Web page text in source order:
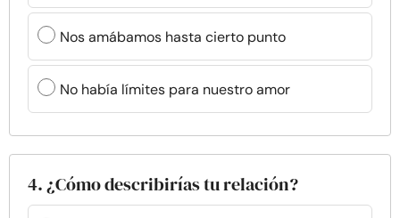
Nos amábamos hasta cierto punto
No había límites para nuestro amor
4. ¿Cómo describirías tu relación?